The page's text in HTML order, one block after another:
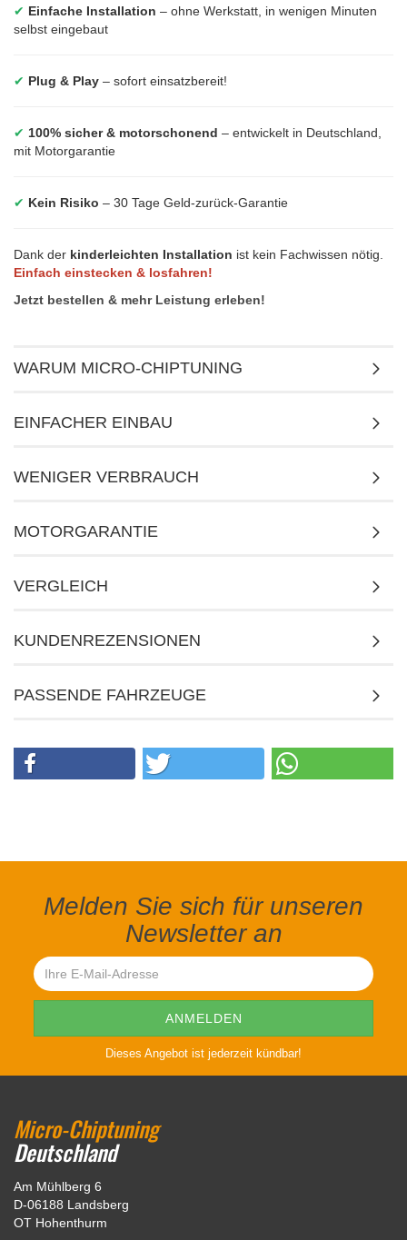
✔ Einfache Installation – ohne Werkstatt, in wenigen Minuten
selbst eingebaut
✔ Plug & Play – sofort einsatzbereit!
✔ 100% sicher & motorschonend – entwickelt in Deutschland,
mit Motorgarantie
✔ Kein Risiko – 30 Tage Geld-zurück-Garantie
Dank der kinderleichten Installation ist kein Fachwissen nötig.
Einfach einstecken & losfahren!
Jetzt bestellen & mehr Leistung erleben!
WARUM MICRO-CHIPTUNING
EINFACHER EINBAU
WENIGER VERBRAUCH
MOTORGARANTIE
VERGLEICH
KUNDENREZENSIONEN
PASSENDE FAHRZEUGE
Melden Sie sich für unseren
Newsletter an
Dieses Angebot ist jederzeit kündbar!
Micro-Chiptuning
Deutschland
Am Mühlberg 6
D-06188 Landsberg
OT Hohenthurm